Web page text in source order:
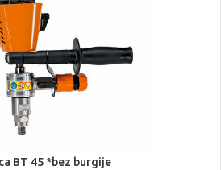
BT 45 *bez burgije